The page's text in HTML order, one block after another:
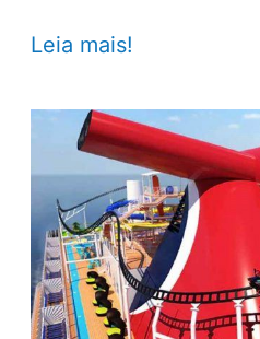
São
subterrâneo
instalado
em
antigo
cofre
de
banco
Leia mais!